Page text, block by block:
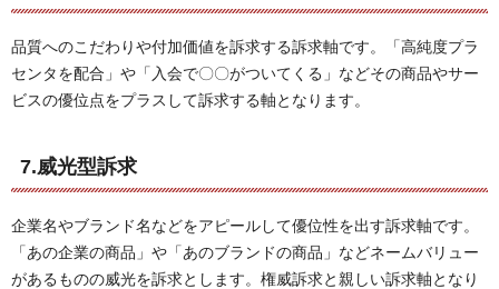
品質へのこだわりや付加価値を訴求する訴求軸です。「高純度プラ
センタを配合」や「入会で〇〇がついてくる」などその商品やサー
ビスの優位点をプラスして訴求する軸となります。
7.威光型訴求
企業名やブランド名などをアピールして優位性を出す訴求軸です。
「あの企業の商品」や「あのブランドの商品」などネームバリュー
があるものの威光を訴求とします。権威訴求と親しい訴求軸となり